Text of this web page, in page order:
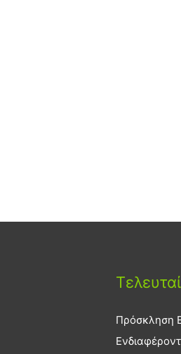
Πρόσκληση